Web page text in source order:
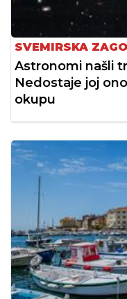
SVEMIRSKA
Astronomi našli
Nedostaje joj
okupu